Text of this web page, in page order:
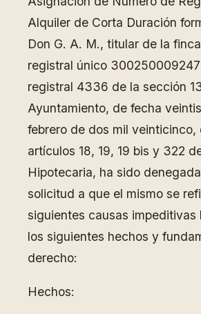
Alquiler de Corta Duración
Don G. A. M., titular de la
registral único
registral 4336 de la sección
Ayuntamiento, de fecha
febrero de dos mil veinticinco,
artículos 18, 19, 19 bis y 322
Hipotecaria, ha sido
solicitud a que el mismo se
siguientes causas impeditivas
los siguientes hechos y
derecho:
Hechos: